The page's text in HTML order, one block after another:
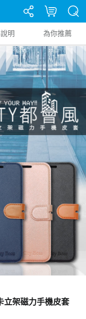
明 為你推薦
立架磁力手機皮套